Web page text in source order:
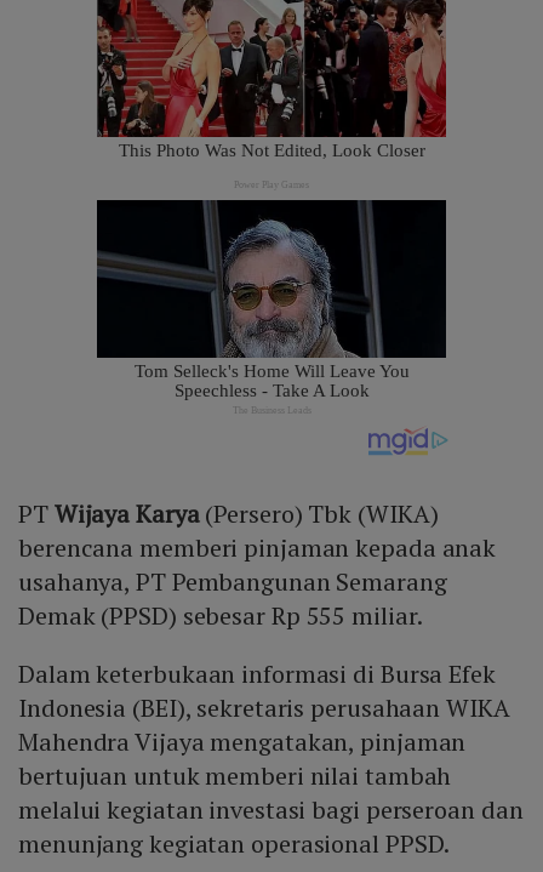
PTWijaya Karya(Persero) Tbk (WIKA)
berencana memberi pinjaman kepada anak
usahanya, PT Pembangunan Semarang
Demak (PPSD) sebesar Rp 555 miliar.
Dalam keterbukaan informasi di Bursa Efek
Indonesia (BEI), sekretaris perusahaan WIKA
Mahendra Vijaya mengatakan, pinjaman
bertujuan untuk memberi nilai tambah
melalui kegiatan investasi bagi perseroan dan
menunjang kegiatan operasional PPSD.